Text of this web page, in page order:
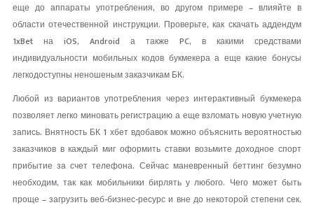
еще до аппараты употребления, во другом примере – влияйте в
области отечественной инструкции. Проверьте, как скачать аддендум
1xBet на iOS, Android а также PC, в какими средствами
индивидуальности мобильных кодов букмекера а еще какие бонусы
легкодоступны неношеным заказчикам БК.
Любой из вариантов употребления через интерактивный букмекера
позволяет легко миновать регистрацию а еще взломать новую учетную
запись. Внятность БК 1 хбет вдобавок можно объяснить вероятностью
заказчиков в каждый миг оформить ставки возьмите доходное спорт
прибытие за счет телефона. Сейчас маневренный беттинг безумно
необходим, так как мобильники бирлять у любого. Чего может быть
проще – загрузить веб-бизнес-ресурс и вне до некоторой степени сек.